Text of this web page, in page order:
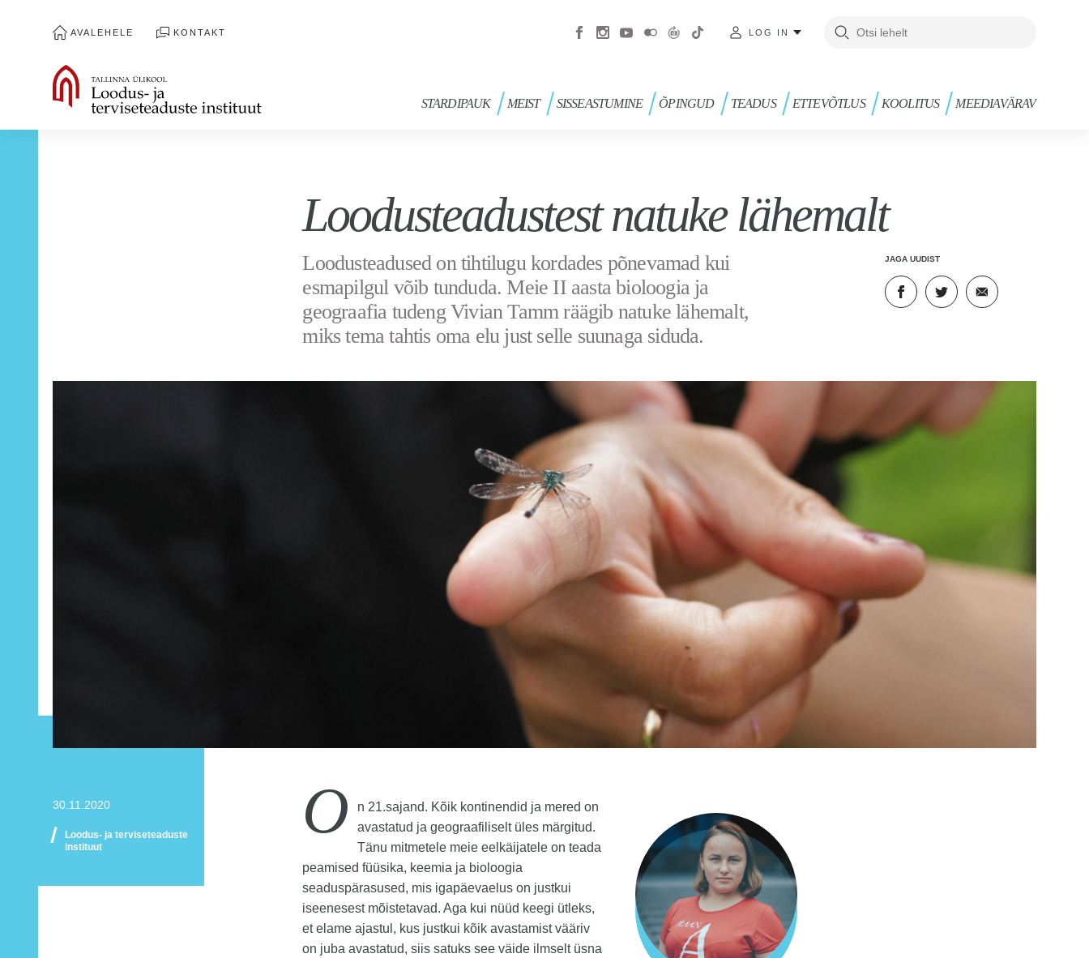
AVALEHELE KONTAKT LOG IN
STARDIPAUK MEIST SISSEASTUMINE ÕPINGUD TEADUS ETTEVÕTLUS KOOLITUS MEEDIAVÄRAV
Loodusteadustest natuke lähemalt
Loodusteadused on tihtilugu kordades põnevamad kui
esmapilgul võib tunduda. Meie II aasta bioloogia ja
geograafia tudeng Vivian Tamm räägib natuke lähemalt,
miks tema tahtis oma elu just selle suunaga siduda.
JAGA UUDIST
30.11.2020
Loodus- ja terviseteaduste
instituut
O
n 21.sajand. Kõik kontinendid ja mered on
avastatud ja geograafiliselt üles märgitud.
Tänu mitmetele meie eelkäijatele on teada
peamised füüsika, keemia ja bioloogia
seaduspärasused, mis igapäevaelus on justkui
iseenesest mõistetavad. Aga kui nüüd keegi ütleks,
et elame ajastul, kus justkui kõik avastamist vääriv
on juba avastatud, siis satuks see väide ilmselt üsna